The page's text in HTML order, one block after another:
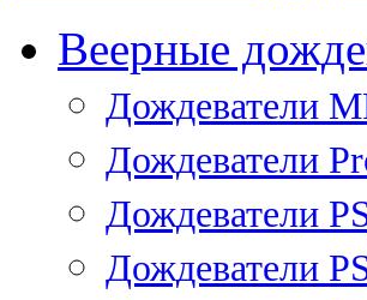
Веерные
Дождеватели
Дождеватели
Дождеватели
Дождеватели